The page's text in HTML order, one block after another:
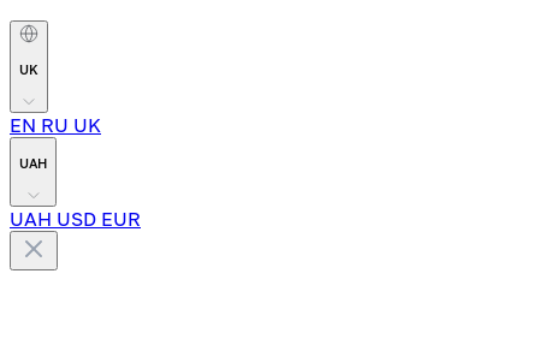
UK
EN RU UK
UAH
UAH USD EUR